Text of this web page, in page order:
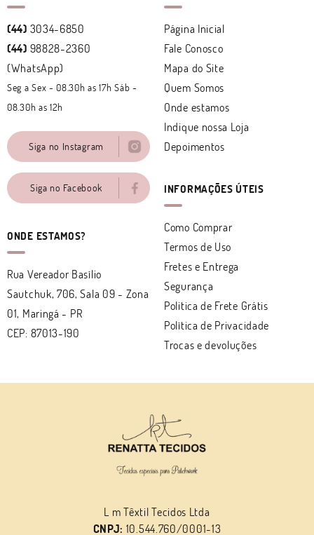
(44) 3034-6850
(44) 98828-2360
(WhatsApp)
Seg a Sex - 08.30h as 17h Sáb -
08.30h as 12h
Siga no Instagram
Siga no Facebook
ONDE ESTAMOS?
Rua Vereador Basílio
Sautchuk, 706, Sala 09 - Zona
01, Maringá - PR
CEP: 87013-190
Página Inicial
Fale Conosco
Mapa do Site
Quem Somos
Onde estamos
Indique nossa Loja
Depoimentos
INFORMAÇÕES ÚTEIS
Como Comprar
Termos de Uso
Fretes e Entrega
Segurança
Politica de Frete Grátis
Política de Privacidade
Trocas e devoluções
L m Têxtil Tecidos Ltda
CNPJ: 10.544.760/0001-13